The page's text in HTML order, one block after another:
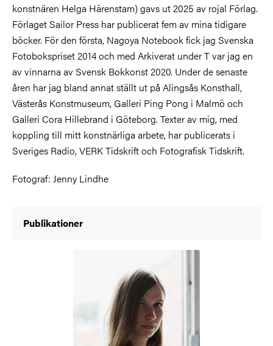
konstnären Helga Härenstam) gavs ut 2025 av rojal Förlag.
Förlaget Sailor Press har publicerat fem av mina tidigare
böcker. För den första, Nagoya Notebook fick jag Svenska
Fotobokspriset 2014 och med Arkiverat under T var jag en
av vinnarna av Svensk Bokkonst 2020. Under de senaste
åren har jag bland annat ställt ut på Alingsås Konsthall,
Västerås Konstmuseum, Galleri Ping Pong i Malmö och
Galleri Cora Hillebrand i Göteborg. Texter av mig, med
koppling till mitt konstnärliga arbete, har publicerats i
Sveriges Radio, VERK Tidskrift och Fotografisk Tidskrift.
Fotograf: Jenny Lindhe
Publikationer